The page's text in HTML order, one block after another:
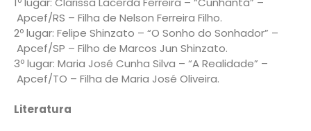
Apcef/RS – Filha de Nelson Ferreira Filho.
2º lugar: Felipe Shinzato – “O Sonho do Sonhador” –
Apcef/SP – Filho de Marcos Jun Shinzato.
3º lugar: Maria José Cunha Silva – “A Realidade” –
Apcef/TO – Filha de Maria José Oliveira.
Literatura